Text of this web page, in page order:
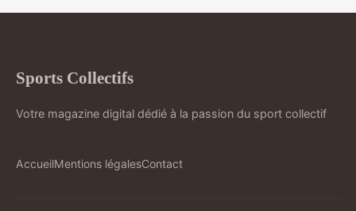
Sports Collectifs
Votre magazine digital dédié à la passion du sport collectif
AccueilMentions légalesContact